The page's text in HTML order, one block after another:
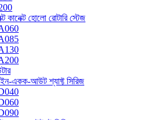
কানেক্ট হোলো রোটারি স্টেজ
একক-আউট শ্যাফ্ট সিরিজ